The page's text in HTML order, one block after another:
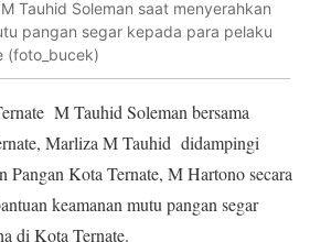
Tauhid Soleman saat menyerahkan
pangan segar kepada para pelaku
(foto_bucek)
M Tauhid Soleman bersama
Marliza M Tauhid didampingi
Pangan Kota Ternate, M Hartono secara
keamanan mutu pangan segar
di Kota Ternate.